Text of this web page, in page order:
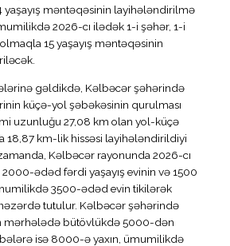
yaşayış məntəqəsinin layihələndirilmə
2026-cı ilədək 1-i şəhər, 1-i
15 yaşayış məntəqəsinin
gəldikdə, Kəlbəcər şəhərində
küçə-yol şəbəkəsinin qurulması
uzunluğu 27,08 km olan yol-küçə
18,87 km-lik hissəsi layihələndirildiyi
Kəlbəcər rayonunda 2026-cı
ədəd fərdi yaşayış evinin və 1500
3500-ədəd evin tikilərək
tutulur. Kəlbəcər şəhərində
mərhələdə bütövlükdə 5000-dən
isə 8000-ə yaxın, ümumilikdə